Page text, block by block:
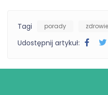
Tagi porady zdrowie
Udostępnij artykuł: